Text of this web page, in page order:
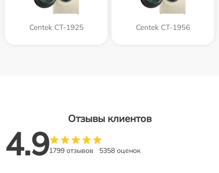
Centek CT-1925 Centek CT-1956
Отзывы клиентов
4.91799 отзывов 5358 оценок